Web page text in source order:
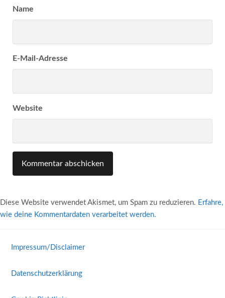
Name
E-Mail-Adresse
Website
Diese Website verwendet Akismet, um Spam zu reduzieren. Erfahre,
wie deine Kommentardaten verarbeitet werden.
Impressum/Disclaimer
Datenschutzerklärung